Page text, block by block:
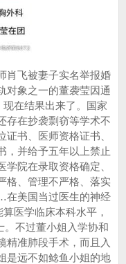
肖飞被妻子实名举报婚
对象之一的董袭莹因通
在结果出来了。国家
存在抄袭剽窃等学术不
书、医师资格证书、
，并给予五年以上禁止
院在录取资格确定、
格、管理不严格、落实
美国当过医生的神经
医学临床本科水平，
。不过董小姐入学协和
精准肺段手术，而且入
远不如鲶鱼小姐的地